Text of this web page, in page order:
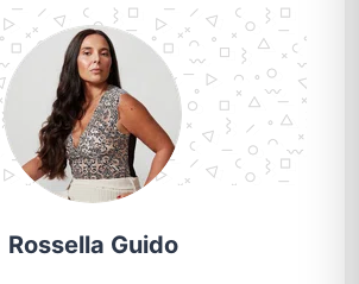
Rossella Guido